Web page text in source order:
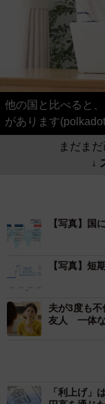
他の国と比べると
があります
まだま
↓
【写真】国
【写真】短
夫が3度も
友人 一体な
【住宅ロー